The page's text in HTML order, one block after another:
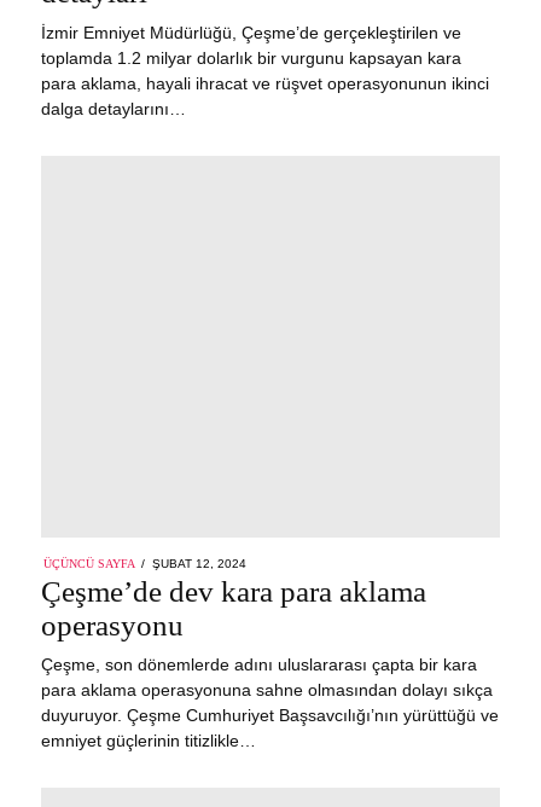
İzmir Emniyet Müdürlüğü, Çeşme’de gerçekleştirilen ve
toplamda 1.2 milyar dolarlık bir vurgunu kapsayan kara
para aklama, hayali ihracat ve rüşvet operasyonunun ikinci
dalga detaylarını…
ÜÇÜNCÜ SAYFA
POSTED
ŞUBAT 12, 2024
Çeşme’de dev kara para aklama
operasyonu
Çeşme, son dönemlerde adını uluslararası çapta bir kara
para aklama operasyonuna sahne olmasından dolayı sıkça
duyuruyor. Çeşme Cumhuriyet Başsavcılığı’nın yürüttüğü ve
emniyet güçlerinin titizlikle…